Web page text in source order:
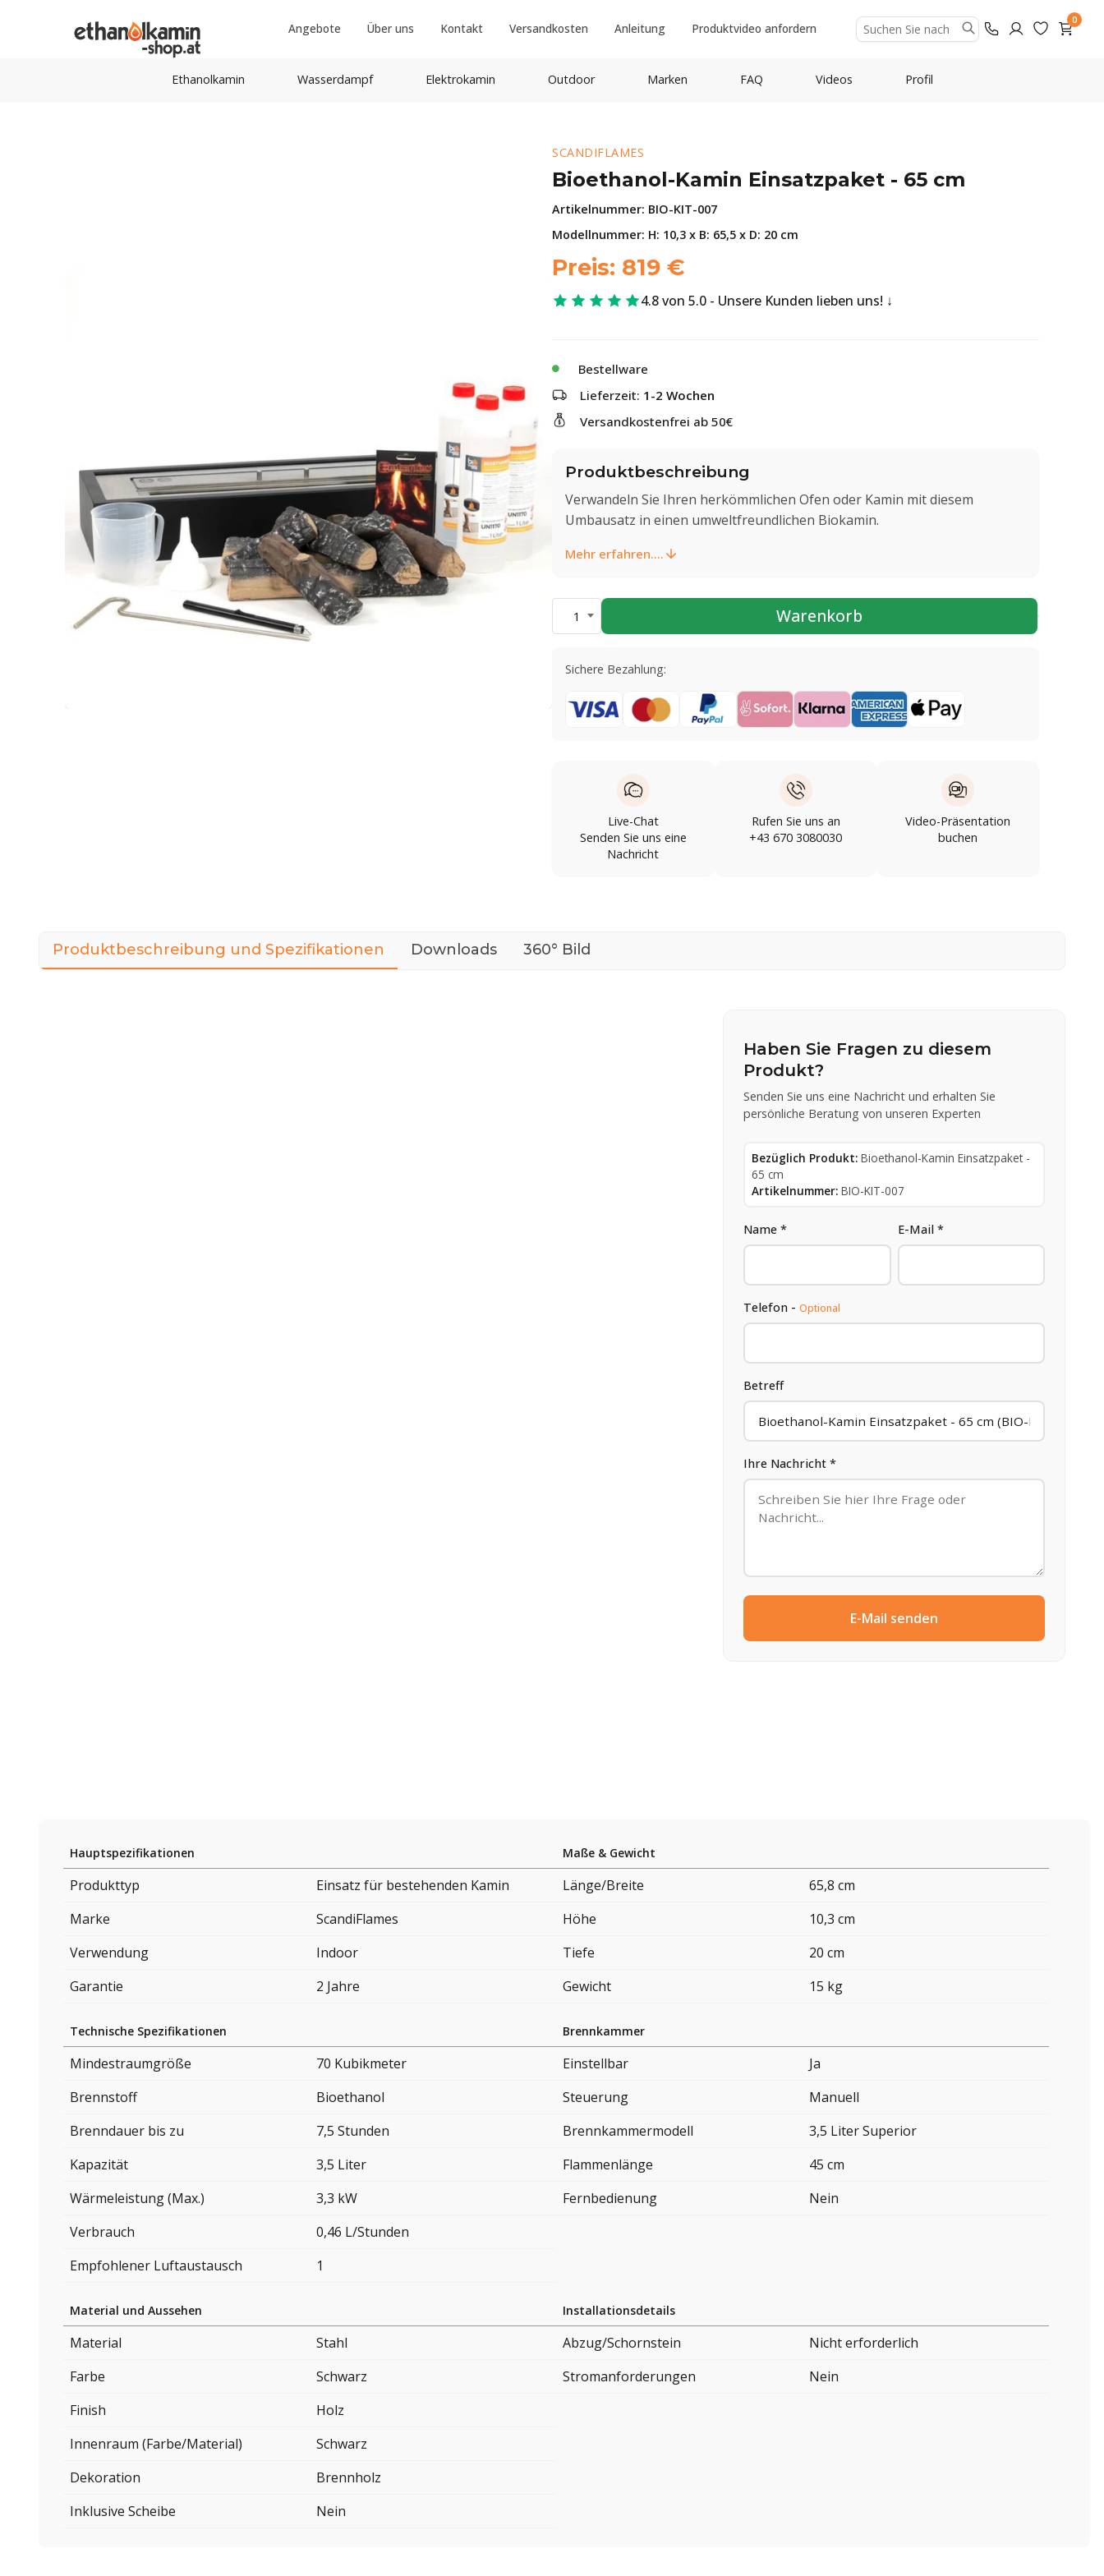
Angebote Über uns Kontakt Versandkosten Anleitung Produktvideo anfordern
0
Ethanolkamin Wasserdampf Elektrokamin Outdoor Marken FAQ Videos Profil
SCANDIFLAMES
Bioethanol-Kamin Einsatzpaket - 65 cm
Artikelnummer: BIO-KIT-007
Modellnummer: H: 10,3 x B: 65,5 x D: 20 cm
Preis: 819 €
4.8 von 5.0 - Unsere Kunden lieben uns!
Bestellware
Lieferzeit: 1-2 Wochen
Versandkostenfrei ab 50€
Produktbeschreibung
Verwandeln Sie Ihren herkömmlichen Ofen oder Kamin mit diesem
Umbausatz in einen umweltfreundlichen Biokamin.
Mehr erfahren....
1 Warenkorb
Sichere Bezahlung:
Live-Chat
Senden Sie uns eine
Nachricht
Rufen Sie uns an
+43 670 3080030
Video-Präsentation
buchen
Produktbeschreibung und Spezifikationen Downloads 360° Bild
Haben Sie Fragen zu diesem
Produkt?
Senden Sie uns eine Nachricht und erhalten Sie
persönliche Beratung von unseren Experten
Bezüglich Produkt: Bioethanol-Kamin Einsatzpaket -
65 cm
Artikelnummer: BIO-KIT-007
Name * E-Mail *
Telefon -Optional
Betreff
Ihre Nachricht *
E-Mail senden
Hauptspezifikationen
Produkttyp
Einsatz für bestehenden Kamin
Marke
ScandiFlames
Verwendung
Indoor
Garantie
2 Jahre
Maße & Gewicht
Länge/Breite
65,8 cm
Höhe
10,3 cm
Tiefe
20 cm
Gewicht
15 kg
Technische Spezifikationen
Mindestraumgröße
70 Kubikmeter
Brennstoff
Bioethanol
Brenndauer bis zu
7,5 Stunden
Kapazität
3,5 Liter
Wärmeleistung (Max.)
3,3 kW
Verbrauch
0,46 L/Stunden
Empfohlener Luftaustausch
1
Brennkammer
Einstellbar
Ja
Steuerung
Manuell
Brennkammermodell
3,5 Liter Superior
Flammenlänge
45 cm
Fernbedienung
Nein
Material und Aussehen
Material
Stahl
Farbe
Schwarz
Finish
Holz
Innenraum (Farbe/Material)
Schwarz
Dekoration
Brennholz
Inklusive Scheibe
Nein
Installationsdetails
Abzug/Schornstein
Nicht erforderlich
Stromanforderungen
Nein